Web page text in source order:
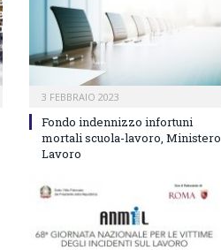
3 FEBBRAIO 2023
Fondo indennizzo infortuni
mortali scuola-lavoro, Ministero
Lavoro